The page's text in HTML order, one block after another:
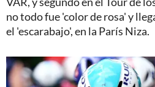
no todo fue 'color de rosa' y
el 'escarabajo', en la París Niza.